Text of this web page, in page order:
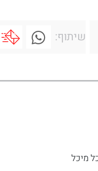
שיתוף: